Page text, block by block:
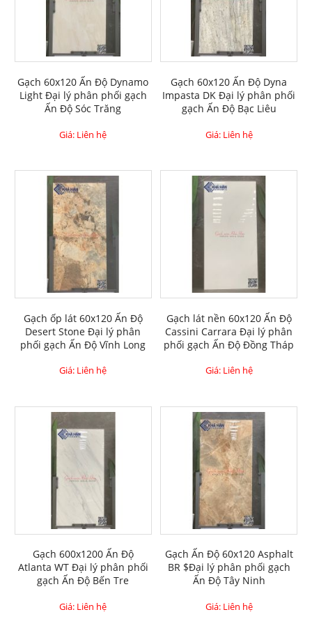
Gạch 60x120 Ấn Độ Dynamo
Light Đại lý phân phối gạch
Ấn Độ Sóc Trăng
Giá: Liên hệ
Gạch 60x120 Ấn Độ Dyna
Impasta DK Đại lý phân phối
gạch Ấn Độ Bạc Liêu
Giá: Liên hệ
Gạch ốp lát 60x120 Ấn Độ
Desert Stone Đại lý phân
phối gạch Ấn Độ Vĩnh Long
Giá: Liên hệ
Gạch lát nền 60x120 Ấn Độ
Cassini Carrara Đại lý phân
phối gạch Ấn Độ Đồng Tháp
Giá: Liên hệ
Gạch 600x1200 Ấn Độ
Atlanta WT Đại lý phân phối
gạch Ấn Độ Bến Tre
Giá: Liên hệ
Gạch Ấn Độ 60x120 Asphalt
BR $Đại lý phân phối gạch
Ấn Độ Tây Ninh
Giá: Liên hệ